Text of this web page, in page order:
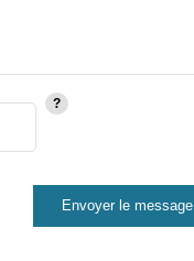
Envoyer le message